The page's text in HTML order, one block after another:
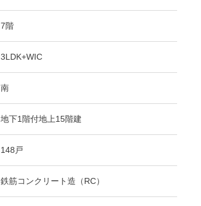
7階
3LDK+WIC
南
地下1階付地上15階建
148戸
鉄筋コンクリート造（RC）